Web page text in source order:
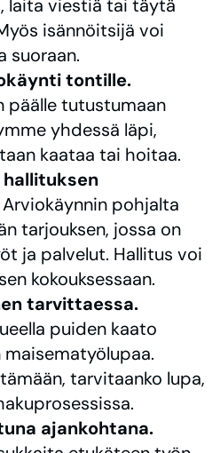
laita viestiä tai täytä
isännöitsijä voi
suoraan.
tontille.
päälle tutustumaan
yhdessä läpi,
kaataa tai hoitaa.
Arviokäynnin pohjalta
tarjouksen, jossa on
ja palvelut. Hallitus voi
kokouksessaan.
tarvittaessa.
puiden kaato
tarvitaanko lupa,
ajankohtana.